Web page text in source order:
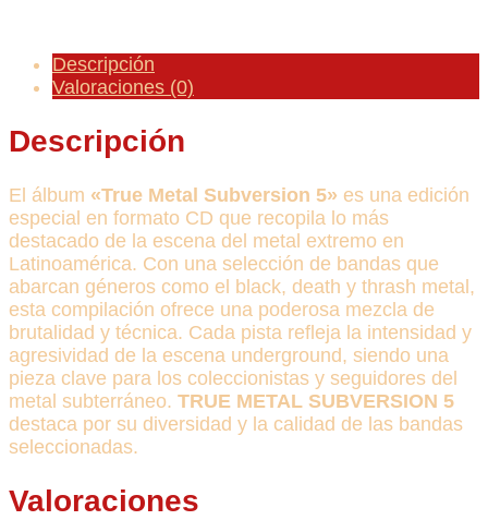
Descripción
Valoraciones (0)
Descripción
El álbum «True Metal Subversion 5» es una edición
especial en formato CD que recopila lo más
destacado de la escena del metal extremo en
Latinoamérica. Con una selección de bandas que
abarcan géneros como el black, death y thrash metal,
esta compilación ofrece una poderosa mezcla de
brutalidad y técnica. Cada pista refleja la intensidad y
agresividad de la escena underground, siendo una
pieza clave para los coleccionistas y seguidores del
metal subterráneo. TRUE METAL SUBVERSION 5
destaca por su diversidad y la calidad de las bandas
seleccionadas.
Valoraciones